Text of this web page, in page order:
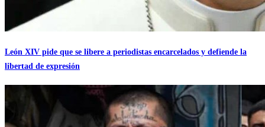
León XIV pide que se libere a periodistas encarcelados y defiende la
libertad de expresión